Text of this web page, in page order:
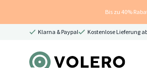
Bis zu 40%
Klarna & Paypal Kostenlose Lieferung